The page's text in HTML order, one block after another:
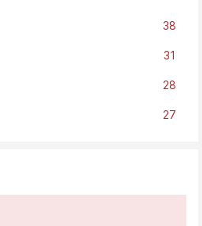
38
31
28
27